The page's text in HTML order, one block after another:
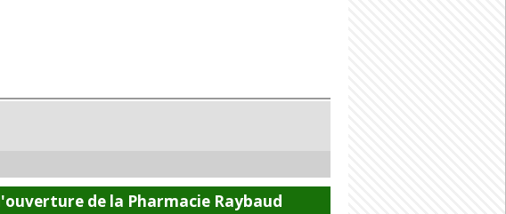
de la Pharmacie Raybaud